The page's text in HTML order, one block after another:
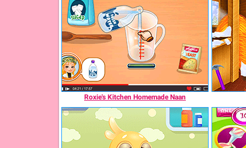
Roxie's Kitchen Homemade Naan